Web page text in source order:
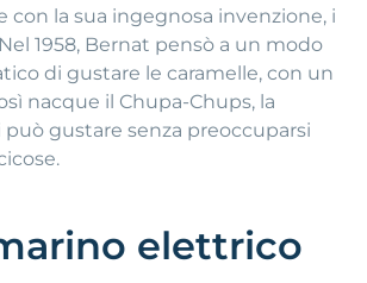
con la sua ingegnosa invenzione, i
1958, Bernat pensò a un modo
di gustare le caramelle, con un
nacque il Chupa-Chups, la
può gustare senza preoccuparsi
elettrico